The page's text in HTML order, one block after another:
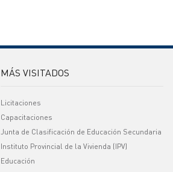
MÁS VISITADOS
Licitaciones
Capacitaciones
Junta de Clasificación de Educación Secundaria
Instituto Provincial de la Vivienda (IPV)
Educación